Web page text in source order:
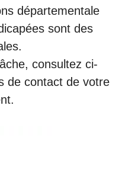
départementale
sont des
consultez ci-
de contact de votre